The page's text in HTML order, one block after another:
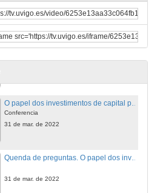
7 de abr. de 2022
Apertura do seminario e presentación de Cruz Mendigutia Gómez
O papel dos investimentos de capital privado na transferencia de tecnoloxía
Conferencia
31 de mar. de 2022
31 de mar. de 2022